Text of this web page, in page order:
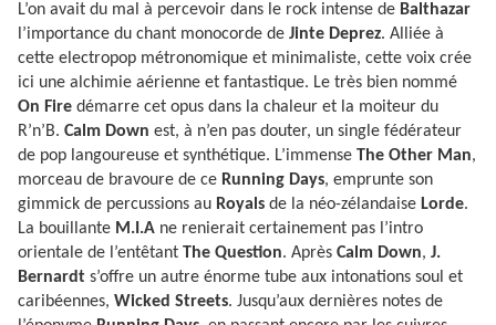
L’on avait du mal à percevoir dans le rock intense de Balthazar
l’importance du chant monocorde de Jinte Deprez. Alliée à
cette electropop métronomique et minimaliste, cette voix crée
ici une alchimie aérienne et fantastique. Le très bien nommé
On Fire démarre cet opus dans la chaleur et la moiteur du
R’n’B. Calm Down est, à n’en pas douter, un single fédérateur
de pop langoureuse et synthétique. L’immense The Other Man,
morceau de bravoure de ce Running Days, emprunte son
gimmick de percussions au Royals de la néo-zélandaise Lorde.
La bouillante M.I.A ne renierait certainement pas l’intro
orientale de l’entêtant The Question. Après Calm Down, J.
Bernardt s’offre un autre énorme tube aux intonations soul et
caribéennes, Wicked Streets. Jusqu’aux dernières notes de